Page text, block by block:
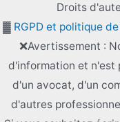
Droits
▓ RGPD et politique
❌Avertissement :
d'information et n'est
d'un avocat, d'un
d'autres